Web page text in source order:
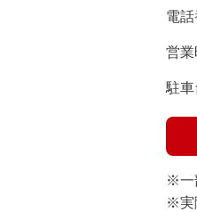
電
営業
駐車
※一
※実